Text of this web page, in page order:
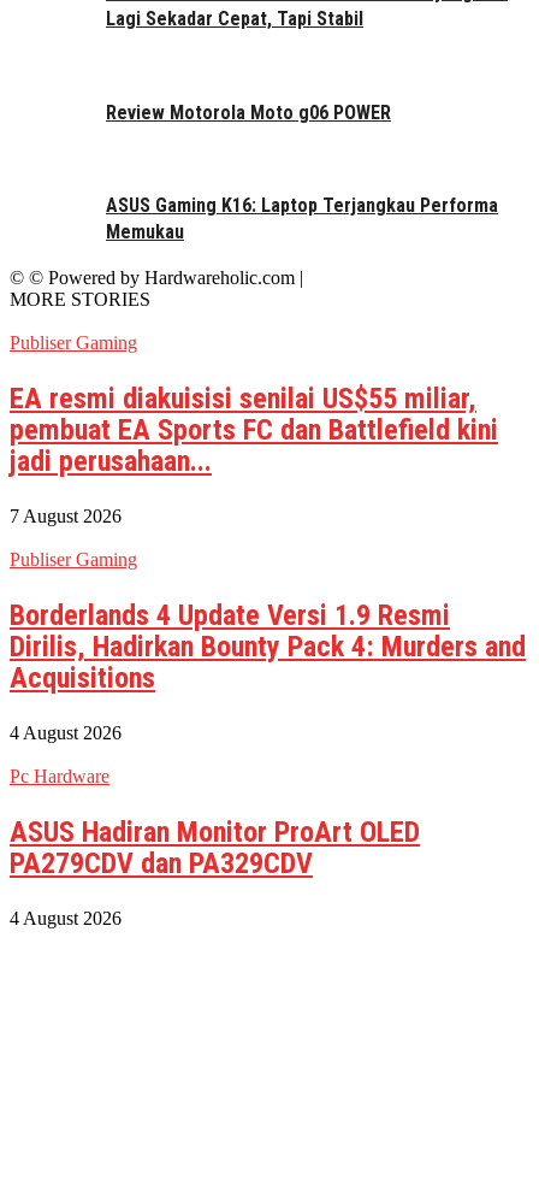
Lagi Sekadar Cepat, Tapi Stabil
Review Motorola Moto g06 POWER
ASUS Gaming K16: Laptop Terjangkau Performa
Memukau
© © Powered by Hardwareholic.com |
MORE STORIES
Publiser Gaming
EA resmi diakuisisi senilai US$55 miliar,
pembuat EA Sports FC dan Battlefield kini
jadi perusahaan...
7 August 2026
Publiser Gaming
Borderlands 4 Update Versi 1.9 Resmi
Dirilis, Hadirkan Bounty Pack 4: Murders and
Acquisitions
4 August 2026
Pc Hardware
ASUS Hadiran Monitor ProArt OLED
PA279CDV dan PA329CDV
4 August 2026